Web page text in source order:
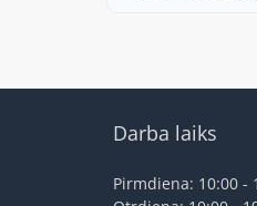
Darba laiks
Pirmdiena: 10:00 -